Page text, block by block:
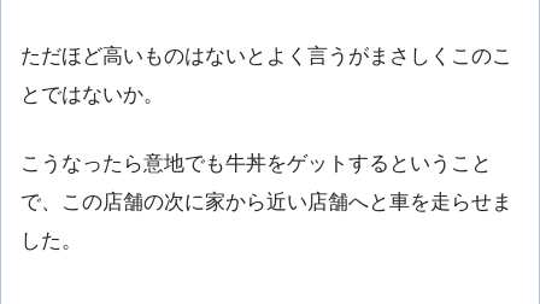
ただほど高いものはないとよく言うがまさしくこのこ
とではないか。
こうなったら意地でも牛丼をゲットするということ
で、この店舗の次に家から近い店舗へと車を走らせま
した。